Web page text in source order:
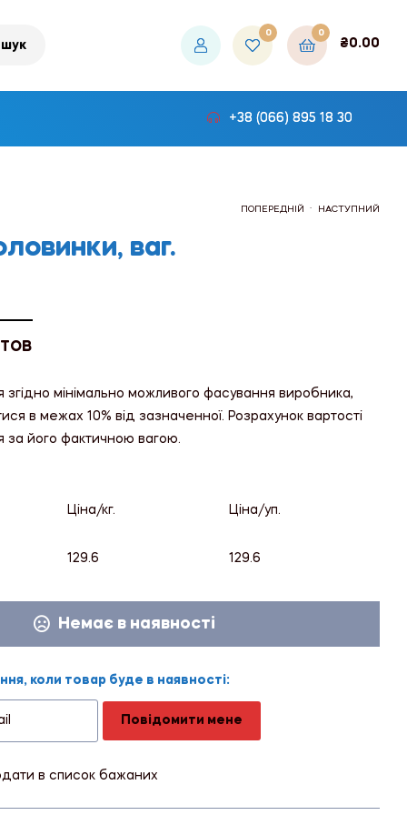
0 0
₴0.00
+38 (066) 895 18 30
ПОПЕРЕДНІЙ НАСТУПНИЙ
ваг.
ТОВ
згідно мінімально можливого фасування виробника,
в межах 10% від зазначенної. Розрахунок вартості
за його фактичною вагою.
Ціна/кг. Ціна/уп.
129.6 129.6
Немає в наявності
коли товар буде в наявності:
Повідомити мене
в список бажаних